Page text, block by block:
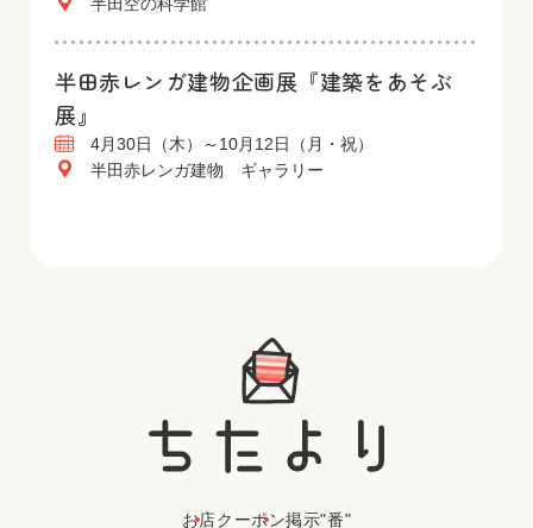
半田赤レンガ建物企画展『建築をあそぶ
展』
4月30日（木）～10月12日（月・祝）
半田赤レンガ建物 ギャラリー
お店クーポン掲示"番"